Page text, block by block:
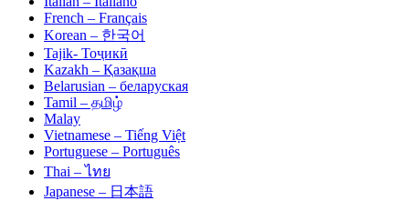
French – Français
Korean – 한국어
Tajik- Тоҷикӣ
Kazakh – Қазақша
Belarusian – беларуская
Tamil – தமிழ்
Malay
Vietnamese – Tiếng Việt
Portuguese – Português
Thai – ไทย
Japanese – 日本語